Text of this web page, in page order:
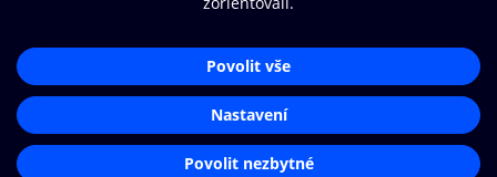
Přístupnost
Zásady zpracování osobních údajů
Nastavení cookies
Aplikace O2 Knihovna
Čti a poslouchej své e-knihy a
audioknihy rychleji a pohodlněji.